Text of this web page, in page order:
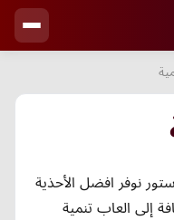
نوفر افضل الأحذية
إلى العاب تنمية